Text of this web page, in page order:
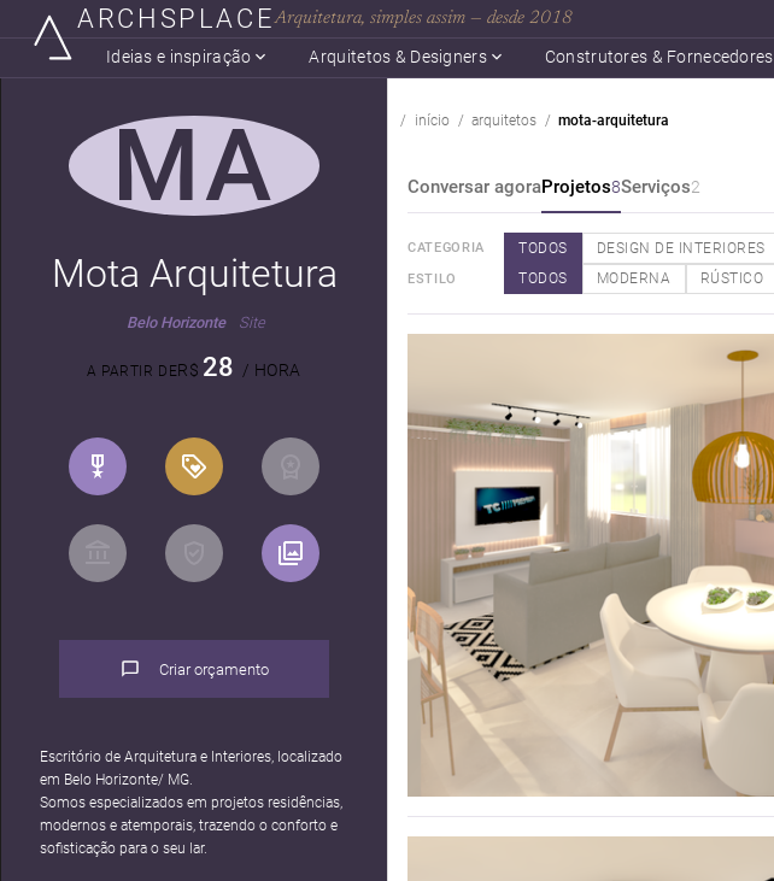
ARCHSPLACEArquitetura, simples assim — desde 2018
Ideias e inspiração Arquitetos & Designers Construtores & Fornecedores
MA
Mota Arquitetura
Belo Horizonte Site
A PARTIR DER$ 28 / HORA
Criar orçamento
Escritório de Arquitetura e Interiores, localizado
em Belo Horizonte/ MG.
Somos especializados em projetos residências,
modernos e atemporais, trazendo o conforto e
sofisticação para o seu lar.
início arquitetos mota-arquitetura
Conversar agoraProjetos8Serviços2
CATEGORIA TODOS DESIGN DE INTERIORES
ESTILO TODOS MODERNA RÚSTICO